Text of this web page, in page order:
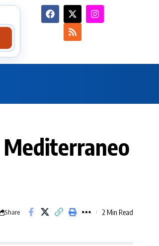
Mediterraneo
Share 2 Min Read